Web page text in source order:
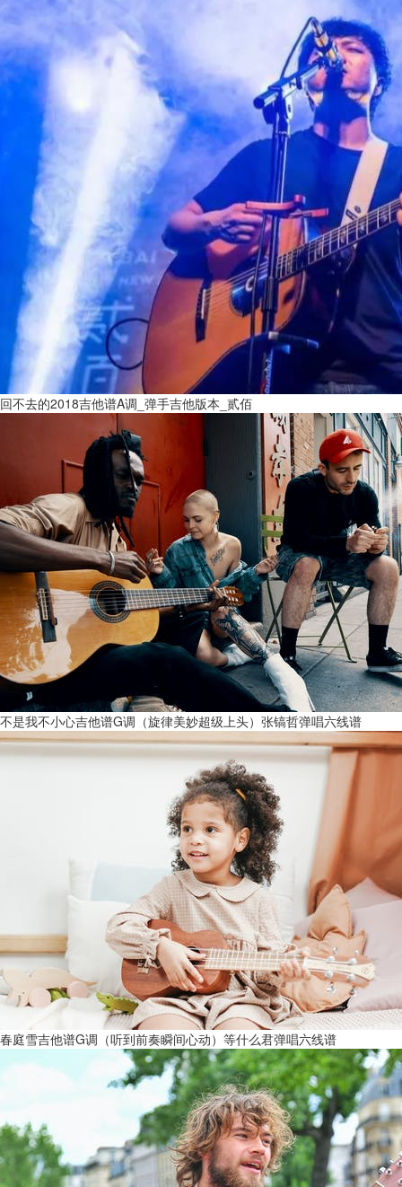
回不去的2018吉他谱A调_弹手吉他版本_贰佰
不是我不小心吉他谱G调（旋律美妙超级上头）张镐哲弹唱六线谱
春庭雪吉他谱G调（听到前奏瞬间心动）等什么君弹唱六线谱